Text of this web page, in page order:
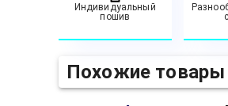
Индивидуальный
пошив
Похожие товары